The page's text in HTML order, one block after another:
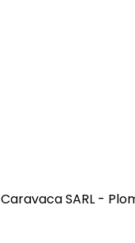
Caravaca SARL -